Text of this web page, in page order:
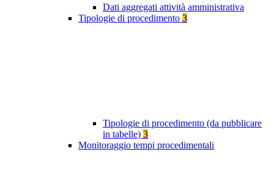
Dati aggregati attività amministrativa
Tipologie di procedimento 3
Tipologie di procedimento (da pubblicare
in tabelle) 3
Monitoraggio tempi procedimentali